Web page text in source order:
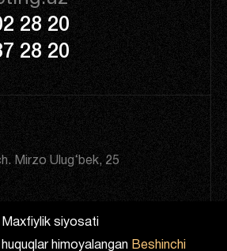
28 20
28 20
Mirzo Ulug‘bek, 25
Maxfiylik siyosati
himoyalangan Beshinchi